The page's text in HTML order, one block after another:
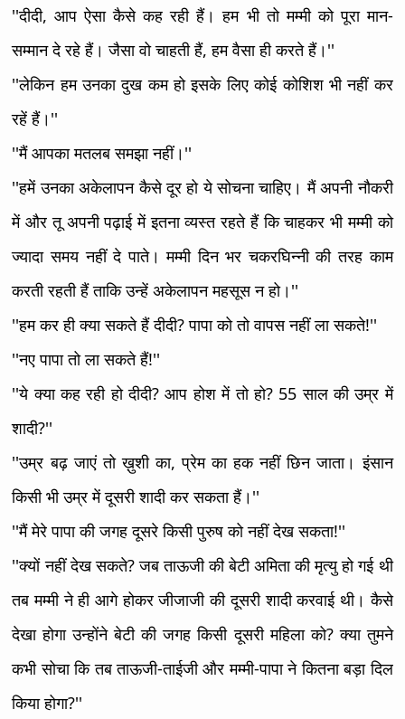
''दीदी, आप ऐसा कैसे कह रही हैं। हम भी तो मम्मी को पूरा मान-
सम्मान दे रहे हैं। जैसा वो चाहती हैं, हम वैसा ही करते हैं।''
''लेकिन हम उनका दुख कम हो इसके लिए कोई कोशिश भी नहीं कर
रहें हैं।''
''मैं आपका मतलब समझा नहीं।''
''हमें उनका अकेलापन कैसे दूर हो ये सोचना चाहिए। मैं अपनी नौकरी
में और तू अपनी पढ़ाई में इतना व्यस्त रहते हैं कि चाहकर भी मम्मी को
ज्यादा समय नहीं दे पाते। मम्मी दिन भर चकरघिन्नी की तरह काम
करती रहती हैं ताकि उन्हें अकेलापन महसूस न हो।''
''हम कर ही क्या सकते हैं दीदी? पापा को तो वापस नहीं ला सकते!''
''नए पापा तो ला सकते हैं!''
''ये क्या कह रही हो दीदी? आप होश में तो हो? 55 साल की उम्र में
शादी?''
''उम्र बढ़ जाएं तो ख़ुशी का, प्रेम का हक नहीं छिन जाता। इंसान
किसी भी उम्र में दूसरी शादी कर सकता हैं।''
''मैं मेरे पापा की जगह दूसरे किसी पुरुष को नहीं देख सकता!''
''क्यों नहीं देख सकते? जब ताऊजी की बेटी अमिता की मृत्यु हो गई थी
तब मम्मी ने ही आगे होकर जीजाजी की दूसरी शादी करवाई थी। कैसे
देखा होगा उन्होंने बेटी की जगह किसी दूसरी महिला को? क्या तुमने
कभी सोचा कि तब ताऊजी-ताईजी और मम्मी-पापा ने कितना बड़ा दिल
किया होगा?''